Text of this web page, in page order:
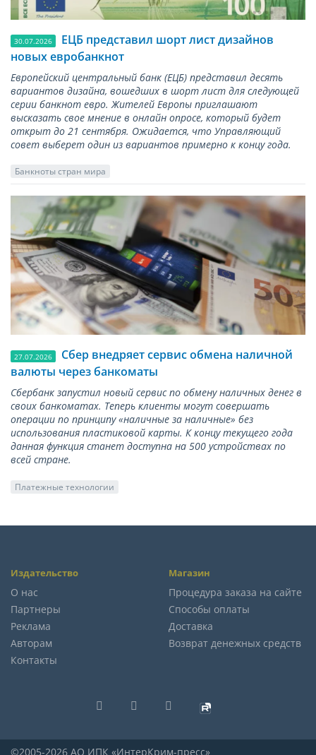
30.07.2026
ЕЦБ представил шорт лист дизайнов
новых евробанкнот
Европейский центральный банк (ЕЦБ) представил десять
вариантов дизайна, вошедших в шорт лист для следующей
серии банкнот евро. Жителей Европы приглашают
высказать свое мнение в онлайн опросе, который будет
открыт до 21 сентября. Ожидается, что Управляющий
совет выберет один из вариантов примерно к концу года.
Банкноты стран мира
27.07.2026
Сбер внедряет сервис обмена наличной
валюты через банкоматы
Сбербанк запустил новый сервис по обмену наличных денег в
своих банкоматах. Теперь клиенты могут совершать
операции по принципу «наличные за наличные» без
использования пластиковой карты. К концу текущего года
данная функция станет доступна на 500 устройствах по
всей стране.
Платежные технологии
Издательство
О нас
Партнеры
Реклама
Авторам
Контакты
Магазин
Процедура заказа на сайте
Способы оплаты
Доставка
Возврат денежных средств
©2005-2026 АО ИПК «ИнтерКрим-пресс»